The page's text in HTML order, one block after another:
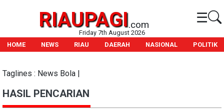
RIAUPAGI.com ☰
Friday 7th August 2026
HOME
NEWS RIAU DAERAH NASIONAL POLITIK
Taglines : News Bola |
HASIL PENCARIAN